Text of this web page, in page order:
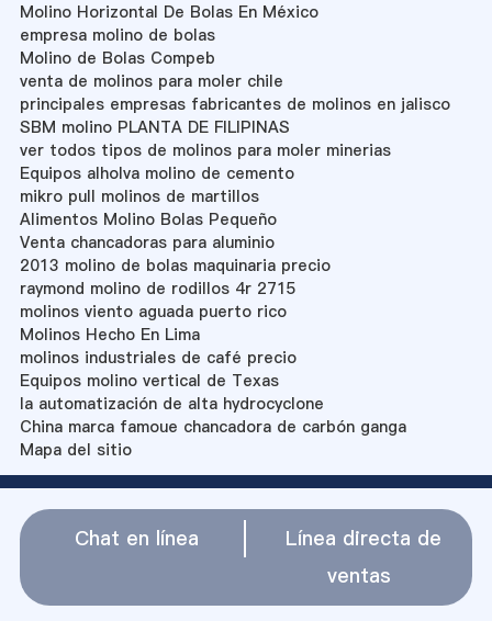
Molino Horizontal De Bolas En México
empresa molino de bolas
Molino de Bolas Compeb
venta de molinos para moler chile
principales empresas fabricantes de molinos en jalisco
SBM molino PLANTA DE FILIPINAS
ver todos tipos de molinos para moler minerias
Equipos alholva molino de cemento
mikro pull molinos de martillos
Alimentos Molino Bolas Pequeño
Venta chancadoras para aluminio
2013 molino de bolas maquinaria precio
raymond molino de rodillos 4r 2715
molinos viento aguada puerto rico
Molinos Hecho En Lima
molinos industriales de café precio
Equipos molino vertical de Texas
la automatización de alta hydrocyclone
China marca famoue chancadora de carbón ganga
Mapa del sitio
Chat en línea
Línea directa de
ventas